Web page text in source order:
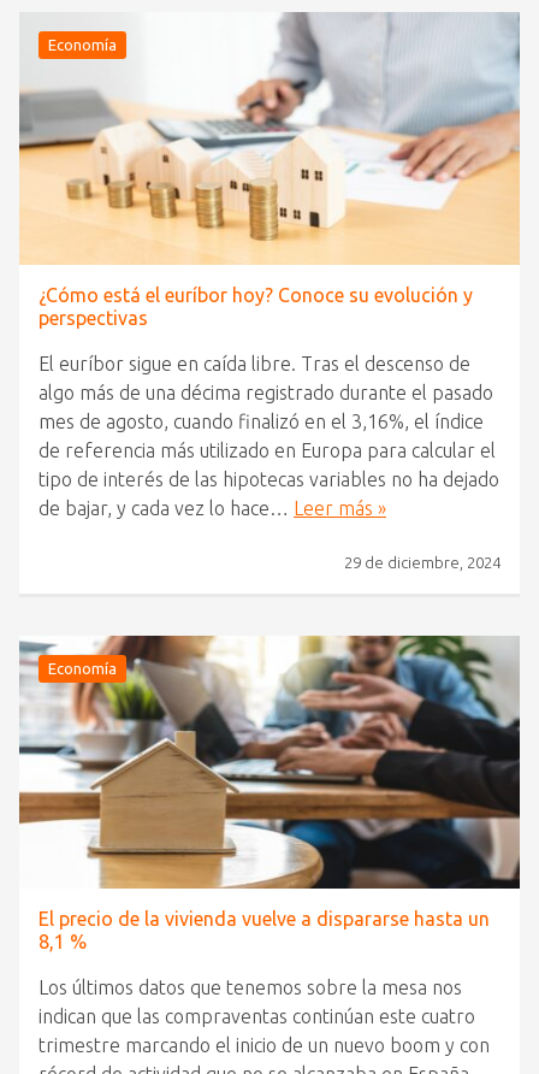
Economía
¿Cómo está el euríbor hoy? Conoce su evolución y
perspectivas
El euríbor sigue en caída libre. Tras el descenso de
algo más de una décima registrado durante el pasado
mes de agosto, cuando finalizó en el 3,16%, el índice
de referencia más utilizado en Europa para calcular el
tipo de interés de las hipotecas variables no ha dejado
de bajar, y cada vez lo hace… Leer más »
29 de diciembre, 2024
Economía
El precio de la vivienda vuelve a dispararse hasta un
8,1 %
Los últimos datos que tenemos sobre la mesa nos
indican que las compraventas continúan este cuatro
trimestre marcando el inicio de un nuevo boom y con